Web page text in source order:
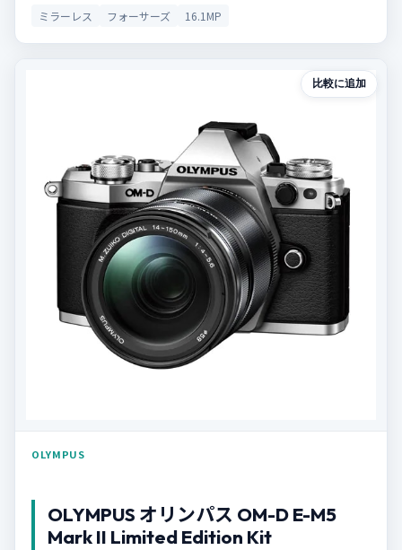
ミラーレス フォーサーズ 16.1MP
比較に追加
OLYMPUS
OLYMPUS オリンパス OM-D E-M5
Mark II Limited Edition Kit